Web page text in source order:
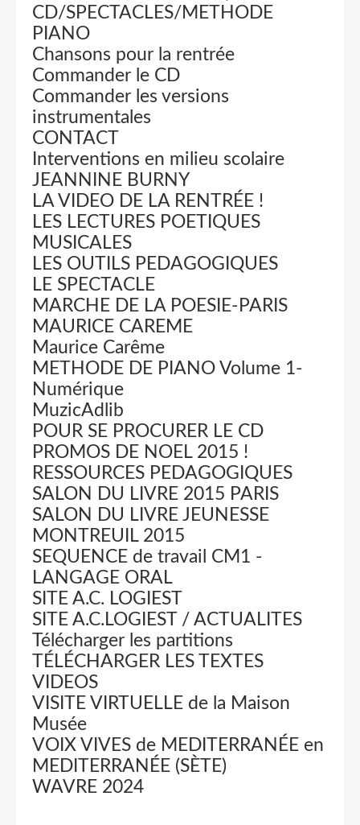
CD/SPECTACLES/METHODE
PIANO
Chansons pour la rentrée
Commander le CD
Commander les versions
instrumentales
CONTACT
Interventions en milieu scolaire
JEANNINE BURNY
LA VIDEO DE LA RENTRÉE !
LES LECTURES POETIQUES
MUSICALES
LES OUTILS PEDAGOGIQUES
LE SPECTACLE
MARCHE DE LA POESIE-PARIS
MAURICE CAREME
Maurice Carême
METHODE DE PIANO Volume 1-
Numérique
MuzicAdlib
POUR SE PROCURER LE CD
PROMOS DE NOEL 2015 !
RESSOURCES PEDAGOGIQUES
SALON DU LIVRE 2015 PARIS
SALON DU LIVRE JEUNESSE
MONTREUIL 2015
SEQUENCE de travail CM1 -
LANGAGE ORAL
SITE A.C. LOGIEST
SITE A.C.LOGIEST / ACTUALITES
Télécharger les partitions
TÉLÉCHARGER LES TEXTES
VIDEOS
VISITE VIRTUELLE de la Maison
Musée
VOIX VIVES de MEDITERRANÉE en
MEDITERRANÉE (SÈTE)
WAVRE 2024